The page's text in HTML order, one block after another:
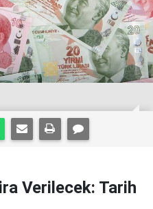
Verilecek: Tarih